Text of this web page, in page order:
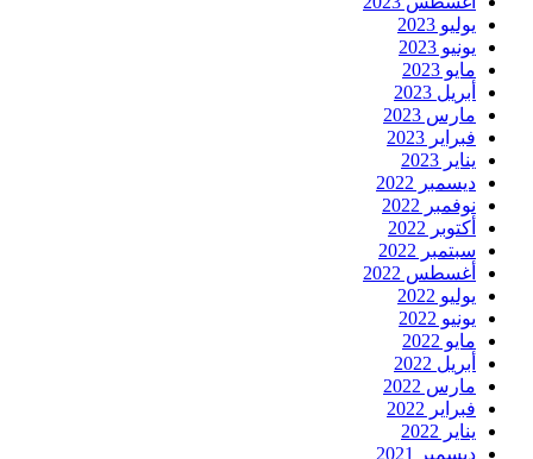
يوليو 2023
يونيو 2023
مايو 2023
أبريل 2023
مارس 2023
فبراير 2023
يناير 2023
ديسمبر 2022
نوفمبر 2022
أكتوبر 2022
سبتمبر 2022
أغسطس 2022
يوليو 2022
يونيو 2022
مايو 2022
أبريل 2022
مارس 2022
فبراير 2022
يناير 2022
ديسمبر 2021